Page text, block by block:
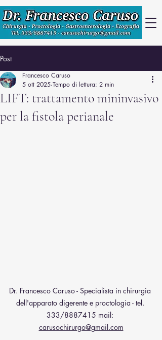
Post
LIFT: trattamento mininvasivo
per la fistola perianale
Francesco Caruso
5 ott 2025 Tempo di lettura: 2 min
Dr. Francesco Caruso - Specialista in chirurgia
dell'apparato digerente e proctologia - tel.
333/8887415 mail:
carusochirurgo@gmail.com